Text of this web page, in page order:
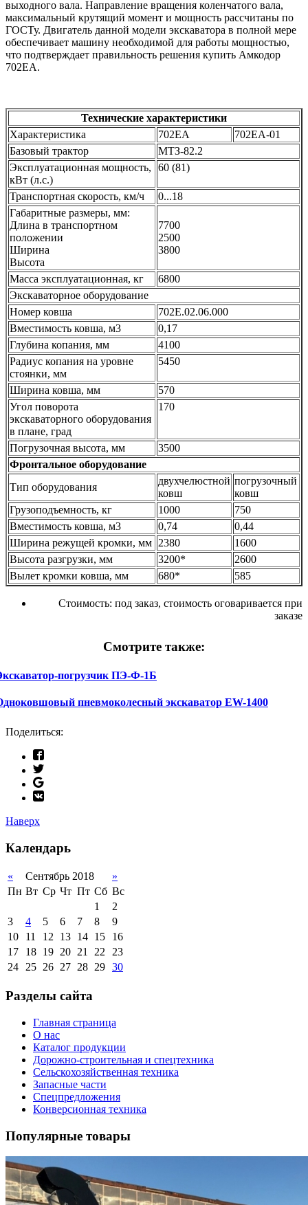
выходного вала. Направление вращения коленчатого вала,
максимальный крутящий момент и мощность рассчитаны по
ГОСТу. Двигатель данной модели экскаватора в полной мере
обеспечивает машину необходимой для работы мощностью,
что подтверждает правильность решения купить Амкодор
702ЕА.
Технические характеристики
Характеристика
702ЕА
702ЕА-01
Базовый трактор
МТЗ-82.2
Эксплуатационная мощность,
кВт (л.с.)
60 (81)
Транспортная скорость, км/ч
0...18
Габаритные размеры, мм:
Длина в транспортном
положении
Ширина
Высота
7700
2500
3800
Масса эксплуатационная, кг
6800
Экскаваторное оборудование
Номер ковша
702Е.02.06.000
Вместимость ковша, м3
0,17
Глубина копания, мм
4100
Радиус копания на уровне
стоянки, мм
5450
Ширина ковша, мм
570
Угол поворота
экскаваторного оборудования
в плане, град
170
Погрузочная высота, мм
3500
Фронтальное оборудование
Тип оборудования
двухчелюстной
ковш
погрузочный
ковш
Грузоподъемность, кг
1000
750
Вместимость ковша, м3
0,74
0,44
Ширина режущей кромки, мм 2380
1600
Высота разгрузки, мм
3200*
2600
Вылет кромки ковша, мм
680* 585
Стоимость: под заказ, стоимость оговаривается при
заказе
Смотрите также:
погрузчик ПЭ-Ф-1Б
пневмоколесный экскаватор EW-1400
Поделиться:
Наверх
Календарь
« Сентябрь 2018
»
Пн Вт Ср Чт Пт Сб Вс
1
2
3
4 5 6 7 8
9
10
11 12 13 14 15
16
17
18 19 20 21 22 23
24 25 26 27 28 29 30
Разделы сайта
Главная страница
О нас
Каталог продукции
Дорожно-строительная и спецтехника
Сельскохозяйственная техника
Запасные части
Спецпредложения
Конверсионная техника
Популярные товары